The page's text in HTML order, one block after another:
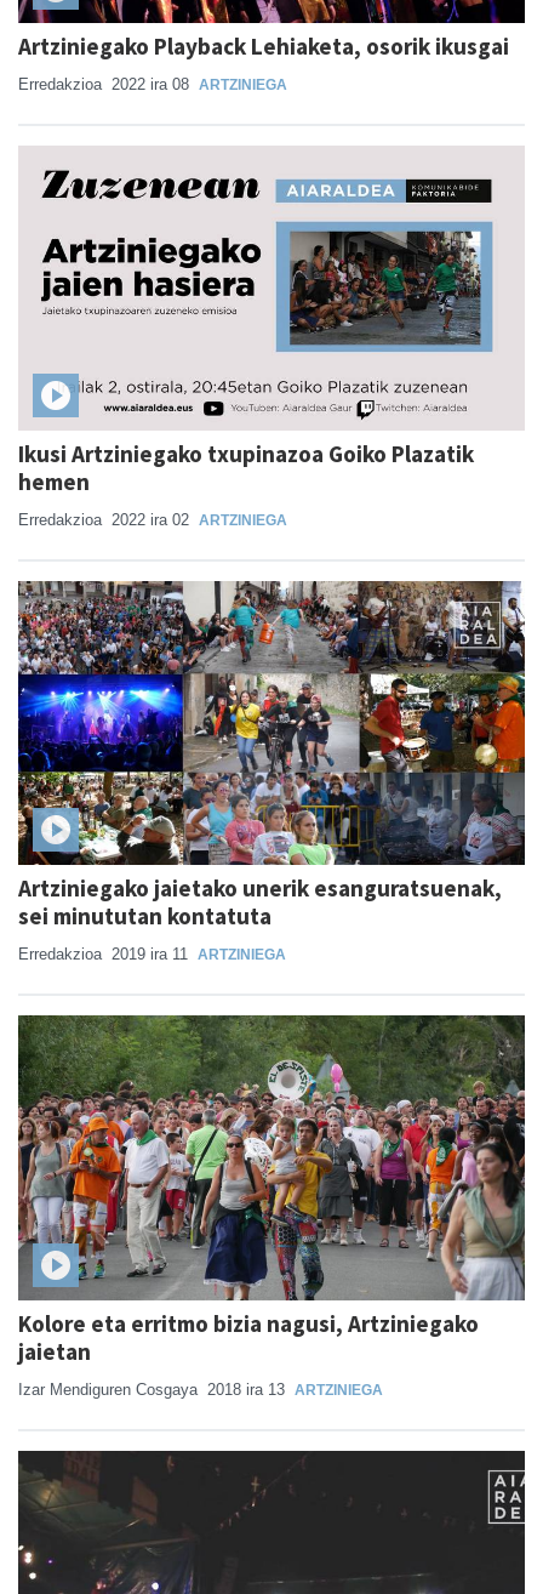
Artziniegako Playback Lehiaketa, osorik ikusgai
Erredakzioa 2022 ira 08 ARTZINIEGA
Ikusi Artziniegako txupinazoa Goiko Plazatik
hemen
Erredakzioa 2022 ira 02 ARTZINIEGA
Artziniegako jaietako unerik esanguratsuenak,
sei minututan kontatuta
Erredakzioa 2019 ira 11 ARTZINIEGA
Kolore eta erritmo bizia nagusi, Artziniegako
jaietan
Izar Mendiguren Cosgaya 2018 ira 13 ARTZINIEGA